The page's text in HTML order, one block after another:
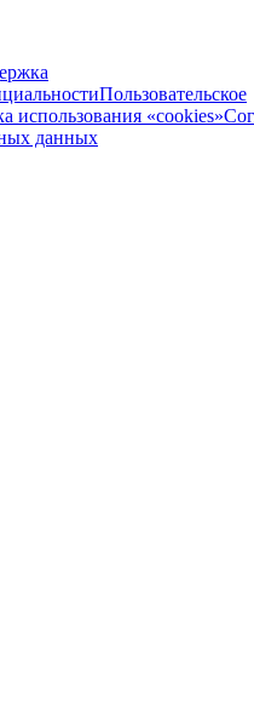
Пользовательское
использования «cookies»
данных